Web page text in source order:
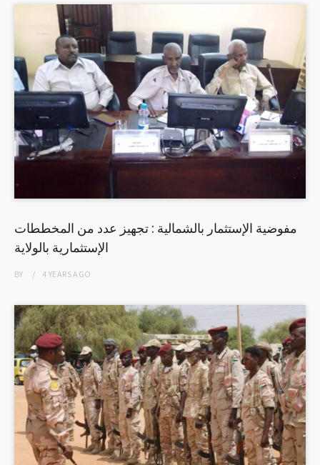
مفوضية الإستثمار بالشمالية : تجهيز عدد من المخططات
الإستثمارية بالولاية
BY 4 YEARSAGO